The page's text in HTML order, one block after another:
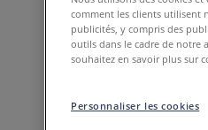
comment les clients utilisent
publicités, y compris des
outils dans le cadre de notre
souhaitez en savoir plus sur
Personnaliser les cookies